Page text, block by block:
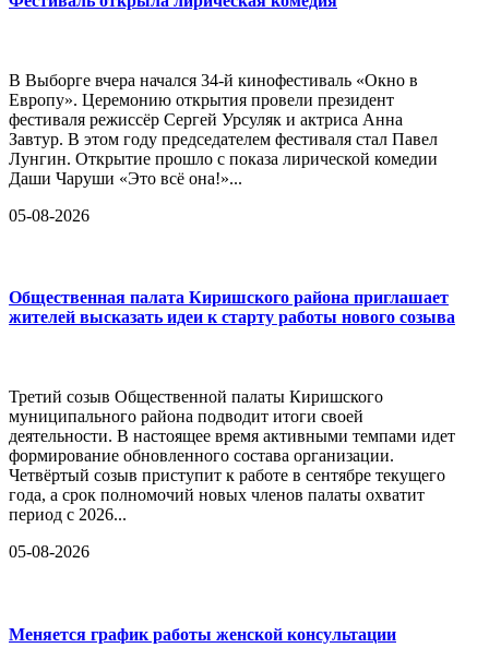
В Выборге вчера начался 34-й кинофестиваль «Окно в
Европу». Церемонию открытия провели президент
фестиваля режиссёр Сергей Урсуляк и актриса Анна
Завтур. В этом году председателем фестиваля стал Павел
Лунгин. Открытие прошло с показа лирической комедии
Даши Чаруши «Это всё она!»...
05-08-2026
Общественная палата Киришского района приглашает
жителей высказать идеи к старту работы нового созыва
Третий созыв Общественной палаты Киришского
муниципального района подводит итоги своей
деятельности. В настоящее время активными темпами идет
формирование обновленного состава организации.
Четвёртый созыв приступит к работе в сентябре текущего
года, а срок полномочий новых членов палаты охватит
период с 2026...
05-08-2026
Меняется график работы женской консультации